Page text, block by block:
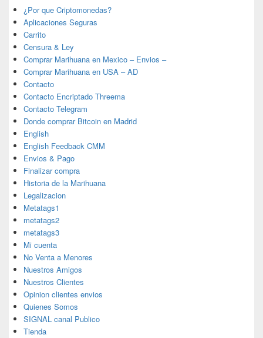
¿Por que Criptomonedas?
Aplicaciones Seguras
Carrito
Censura & Ley
Comprar Marihuana en Mexico – Envios –
Comprar Marihuana en USA – AD
Contacto
Contacto Encriptado Threema
Contacto Telegram
Donde comprar Bitcoin en Madrid
English
English Feedback CMM
Envios & Pago
Finalizar compra
Historia de la Marihuana
Legalizacion
Metatags1
metatags2
metatags3
Mi cuenta
No Venta a Menores
Nuestros Amigos
Nuestros Clientes
Opinion clientes envios
Quienes Somos
SIGNAL canal Publico
Tienda